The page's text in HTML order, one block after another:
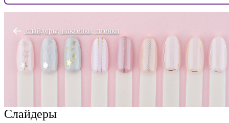
слайдеры, наклейки, пленки
Слайдеры